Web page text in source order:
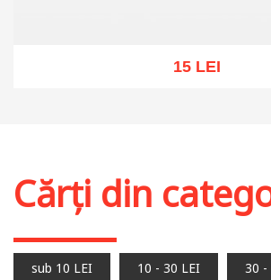
15 LEI
Cărți din
sub 10 LEI 10 - 30 LEI 30 -